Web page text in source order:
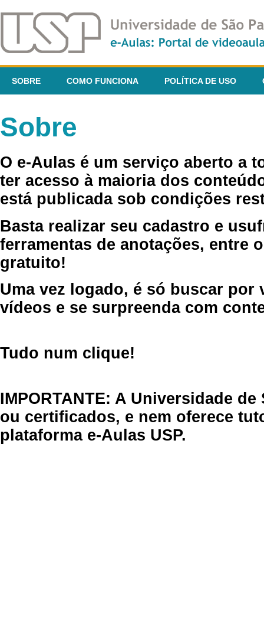
SOBRE COMO FUNCIONA POLÍTICA DE USO
Sobre
O e-Aulas é um serviço aberto a
ter acesso à maioria dos
está publicada sob condições
Basta realizar seu cadastro e
ferramentas de anotações, entre
gratuito!
Uma vez logado, é só buscar por
vídeos e se surpreenda com
Tudo num clique!
IMPORTANTE: A Universidade
ou certificados, e nem oferece
plataforma e-Aulas USP.